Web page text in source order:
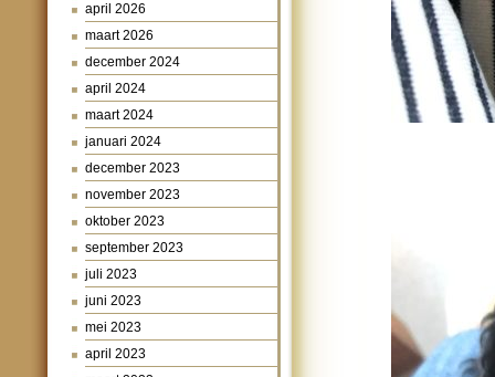
april 2026
maart 2026
december 2024
april 2024
maart 2024
januari 2024
december 2023
november 2023
oktober 2023
september 2023
juli 2023
juni 2023
mei 2023
april 2023